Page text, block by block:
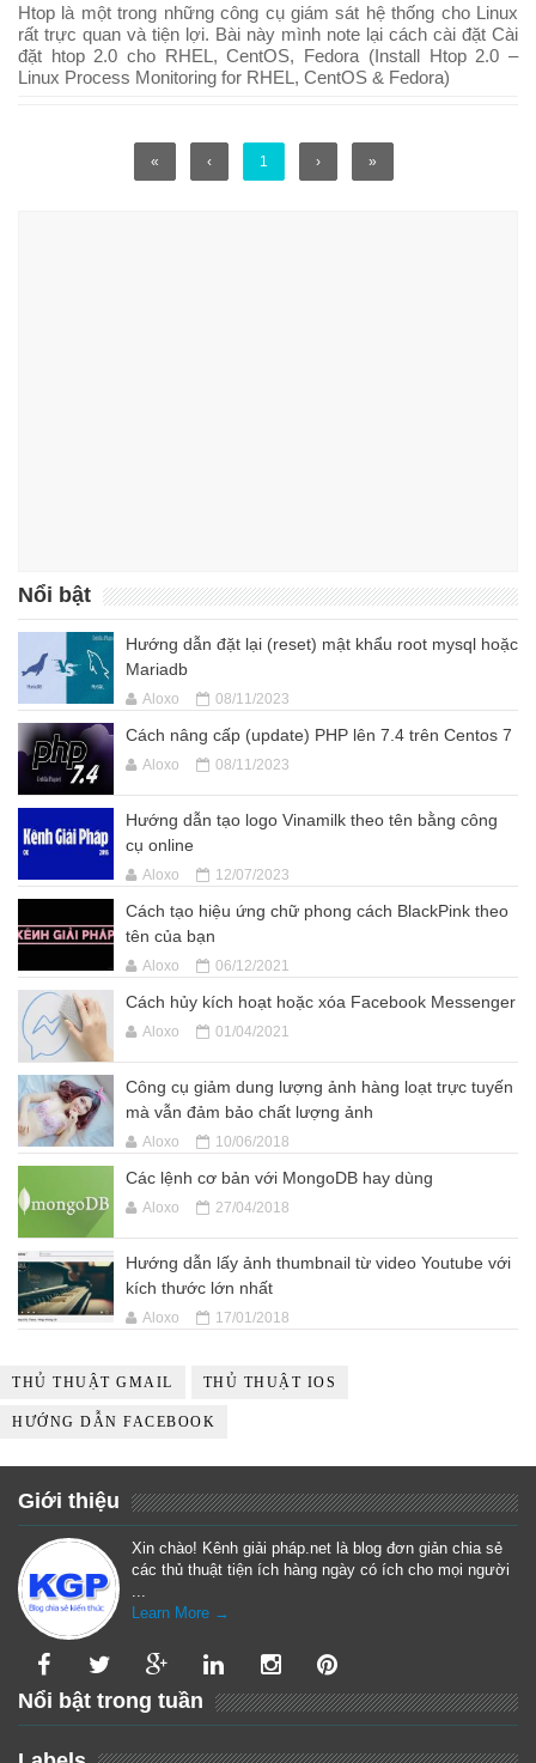
Htop là một trong những công cụ giám sát hệ thống cho Linux
rất trực quan và tiện lợi. Bài này mình note lại cách cài đặt Cài
đặt htop 2.0 cho RHEL, CentOS, Fedora (Install Htop 2.0 –
Linux Process Monitoring for RHEL, CentOS & Fedora)
« ‹ 1 › »
Nổi bật
Hướng dẫn đặt lại (reset) mật khẩu root mysql hoặc
Mariadb
Aloxo 08/11/2023
Cách nâng cấp (update) PHP lên 7.4 trên Centos 7
Aloxo 08/11/2023
Hướng dẫn tạo logo Vinamilk theo tên bằng công
cụ online
Aloxo 12/07/2023
Cách tạo hiệu ứng chữ phong cách BlackPink theo
tên của bạn
Aloxo 06/12/2021
Cách hủy kích hoạt hoặc xóa Facebook Messenger
Aloxo 01/04/2021
Công cụ giảm dung lượng ảnh hàng loạt trực tuyến
mà vẫn đảm bảo chất lượng ảnh
Aloxo 10/06/2018
Các lệnh cơ bản với MongoDB hay dùng
Aloxo 27/04/2018
Hướng dẫn lấy ảnh thumbnail từ video Youtube với
kích thước lớn nhất
Aloxo 17/01/2018
THỦ THUẬT GMAIL THỦ THUẬT IOS
HƯỚNG DẪN FACEBOOK
Giới thiệu
Xin chào! Kênh giải pháp.net là blog đơn giản chia sẻ
các thủ thuật tiện ích hàng ngày có ích cho mọi người
Learn More →
Nổi bật trong tuần